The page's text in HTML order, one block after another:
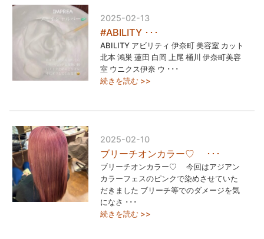
2025-02-13
#ABILITY ･･･
ABILITY アビリティ 伊奈町 美容室 カット
北本 鴻巣 蓮田 白岡 上尾 桶川 伊奈町美容
室 ウニクス伊奈 ウ ･･･
続きを読む >>
2025-02-10
ブリーチオンカラー♡゙️ ･･･
ブリーチオンカラー♡゙️ 今回はアジアン
カラーフェスのピンクで染めさせていた
だきました ブリーチ等でのダメージを気
になさ ･･･
続きを読む >>